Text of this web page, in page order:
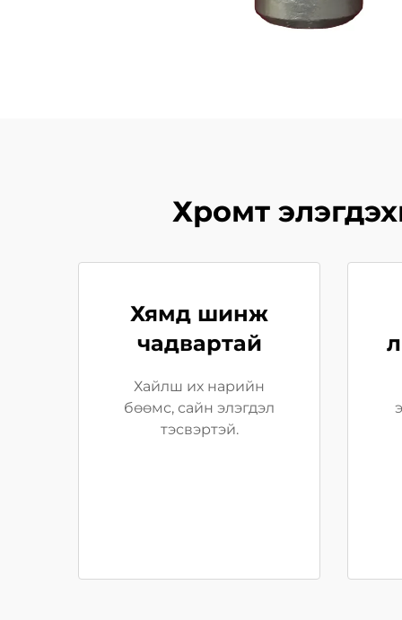
Хромт
Хямд шинж
чадвартай
Хайлш их нарийн
бөөмс, сайн элэгдэл
тэсвэртэй.